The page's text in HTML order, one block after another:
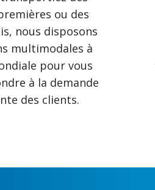
ou des
nous disposons
multimodales à
pour vous
à la demande
des clients.